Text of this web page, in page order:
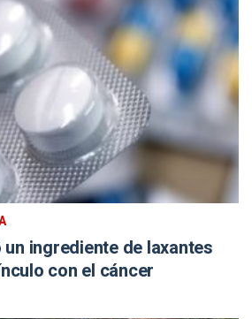
ingrediente de laxantes
con el cáncer